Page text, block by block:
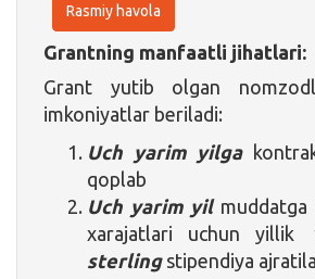
Rasmiy havola
Grantning manfaatli jihatlari:
Grant yutib olgan
imkoniyatlar beriladi:
Uch yarim yilga
qoplab
Uch yarim yilmuddatga
xarajatlari uchun yillik
sterlingstipendiya